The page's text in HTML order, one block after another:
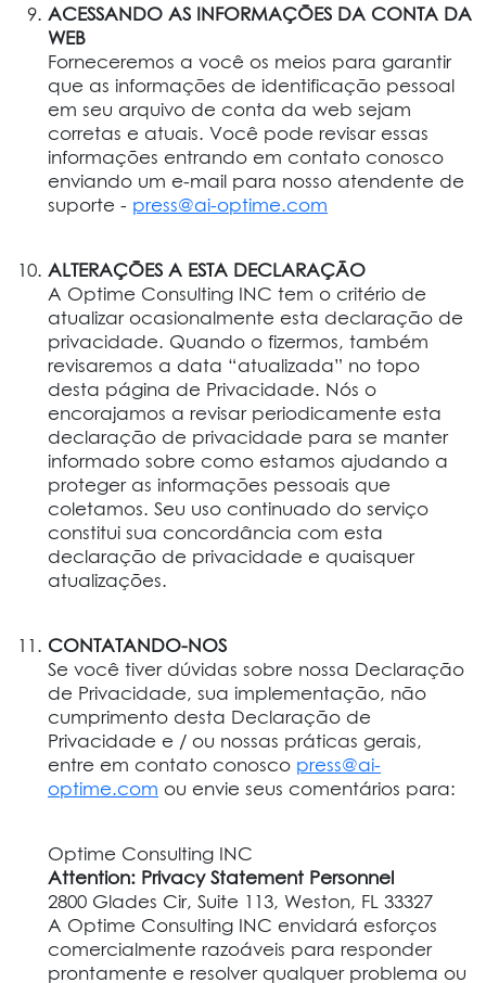
ACESSANDO AS INFORMAÇÕES DA CONTA DA
WEB
Forneceremos a você os meios para garantir
que as informações de identificação pessoal
em seu arquivo de conta da web sejam
corretas e atuais. Você pode revisar essas
informações entrando em contato conosco
enviando um e-mail para nosso atendente de
suporte - press@ai-optime.com
ALTERAÇÕES A ESTA DECLARAÇÃO
A Optime Consulting INC tem o critério de
atualizar ocasionalmente esta declaração de
privacidade. Quando o fizermos, também
revisaremos a data “atualizada” no topo
desta página de Privacidade. Nós o
encorajamos a revisar periodicamente esta
declaração de privacidade para se manter
informado sobre como estamos ajudando a
proteger as informações pessoais que
coletamos. Seu uso continuado do serviço
constitui sua concordância com esta
declaração de privacidade e quaisquer
atualizações.
CONTATANDO-NOS
Se você tiver dúvidas sobre nossa Declaração
de Privacidade, sua implementação, não
cumprimento desta Declaração de
Privacidade e / ou nossas práticas gerais,
entre em contato conosco press@ai-
optime.com ou envie seus comentários para:
Optime Consulting INC
Attention: Privacy Statement Personnel
2800 Glades Cir, Suite 113, Weston, FL 33327
A Optime Consulting INC envidará esforços
comercialmente razoáveis para responder
prontamente e resolver qualquer problema ou